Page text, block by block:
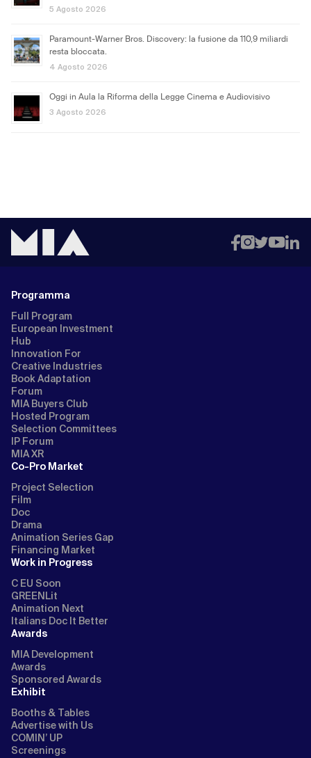
5 Agosto 2026
Paramount-Warner Bros. Discovery: la fusione da 110,9 miliardi
resta bloccata.
4 Agosto 2026
Oggi in Aula la Riforma della Legge Cinema e Audiovisivo
3 Agosto 2026
Programma
Full Program
European Investment
Hub
Innovation For
Creative Industries
Book Adaptation
Forum
MIA Buyers Club
Hosted Program
Selection Committees
IP Forum
MIA XR
Co-Pro Market
Project Selection
Film
Doc
Drama
Animation Series Gap
Financing Market
Work in Progress
C EU Soon
GREENLit
Animation Next
Italians Doc It Better
Awards
MIA Development
Awards
Sponsored Awards
Exhibit
Booths & Tables
Advertise with Us
COMIN’ UP
Screenings